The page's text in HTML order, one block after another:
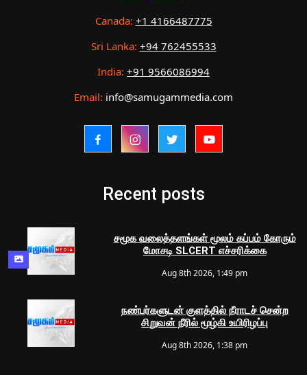
Canada: +1 4166487775
Sri Lanka: +94 762455533
India: +91 9566086994
Email: info@samugammedia.com
Recent posts
சமூக வலைத்தளங்கள் மூலம் கப்பம் கோரும்
மோசடி SLCERT எச்சரிக்கை
Aug 8th 2026, 1:49 pm
நண்பர்களுடன் குளத்தில் நீராடச் சென்ற
சிறுவன் நீரில் மூழ்கி உயிரிழப்பு
Aug 8th 2026, 1:38 pm